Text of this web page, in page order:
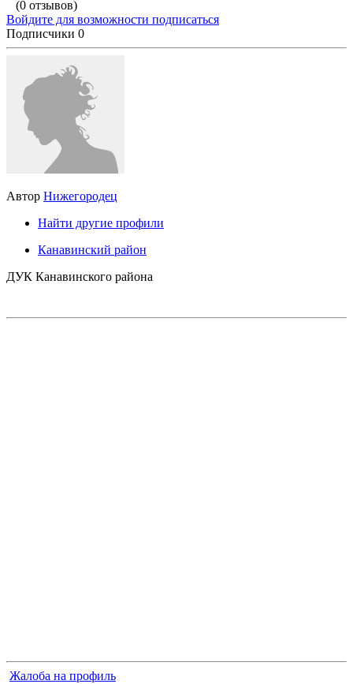
(0 отзывов)
Войдите для возможности подписаться
Подписчики 0
Автор Нижегородец
Найти другие профили
Канавинский район
ДУК Канавинского района
Жалоба на профиль